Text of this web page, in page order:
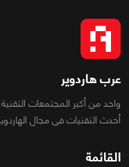
عرب هاردوير
واحد من أكبر المجتمعات
أحدث التقنيات فى مجال
القائمة